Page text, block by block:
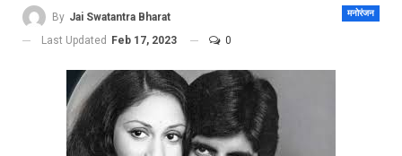
मनोरंजन
By Jai Swatantra Bharat
Last Updated Feb 17, 2023 0